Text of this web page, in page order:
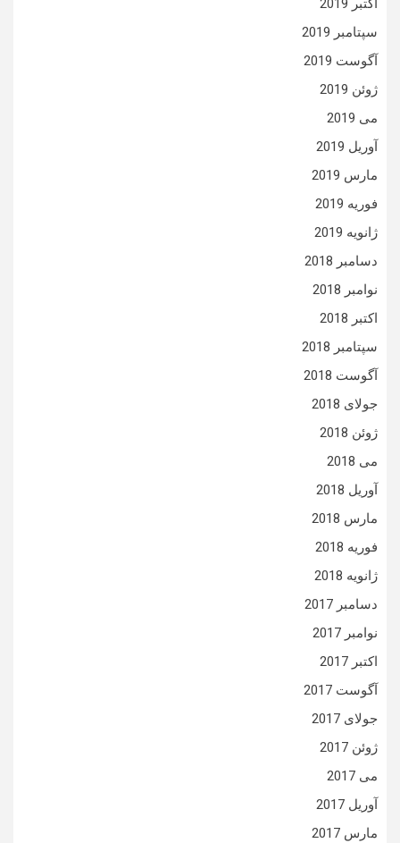
اکتبر 2019
سپتامبر 2019
آگوست 2019
ژوئن 2019
می 2019
آوریل 2019
مارس 2019
فوریه 2019
ژانویه 2019
دسامبر 2018
نوامبر 2018
اکتبر 2018
سپتامبر 2018
آگوست 2018
جولای 2018
ژوئن 2018
می 2018
آوریل 2018
مارس 2018
فوریه 2018
ژانویه 2018
دسامبر 2017
نوامبر 2017
اکتبر 2017
آگوست 2017
جولای 2017
ژوئن 2017
می 2017
آوریل 2017
مارس 2017